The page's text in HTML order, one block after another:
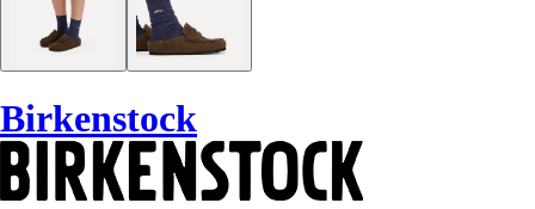
Birkenstock